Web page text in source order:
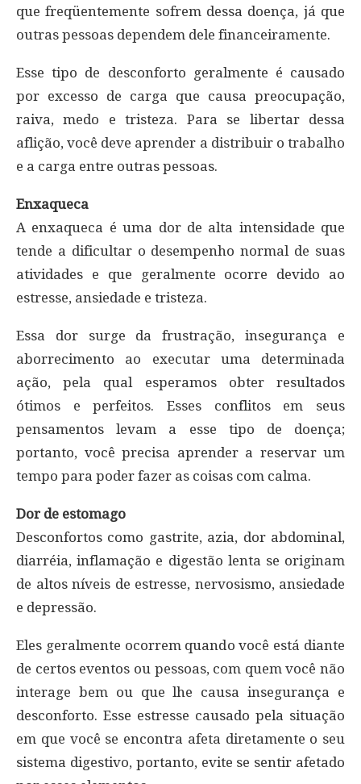
que freqüentemente sofrem dessa doença, já que
outras pessoas dependem dele financeiramente.
Esse tipo de desconforto geralmente é causado
por excesso de carga que causa preocupação,
raiva, medo e tristeza. Para se libertar dessa
aflição, você deve aprender a distribuir o trabalho
e a carga entre outras pessoas.
Enxaqueca
A enxaqueca é uma dor de alta intensidade que
tende a dificultar o desempenho normal de suas
atividades e que geralmente ocorre devido ao
estresse, ansiedade e tristeza.
Essa dor surge da frustração, insegurança e
aborrecimento ao executar uma determinada
ação, pela qual esperamos obter resultados
ótimos e perfeitos. Esses conflitos em seus
pensamentos levam a esse tipo de doença;
portanto, você precisa aprender a reservar um
tempo para poder fazer as coisas com calma.
Dor de estomago
Desconfortos como gastrite, azia, dor abdominal,
diarréia, inflamação e digestão lenta se originam
de altos níveis de estresse, nervosismo, ansiedade
e depressão.
Eles geralmente ocorrem quando você está diante
de certos eventos ou pessoas, com quem você não
interage bem ou que lhe causa insegurança e
desconforto. Esse estresse causado pela situação
em que você se encontra afeta diretamente o seu
sistema digestivo, portanto, evite se sentir afetado